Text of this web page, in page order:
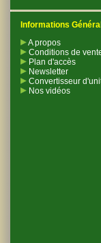
Informations
A propos
Conditions de
Plan d'accès
Newsletter
Convertisseur
Nos vidéos